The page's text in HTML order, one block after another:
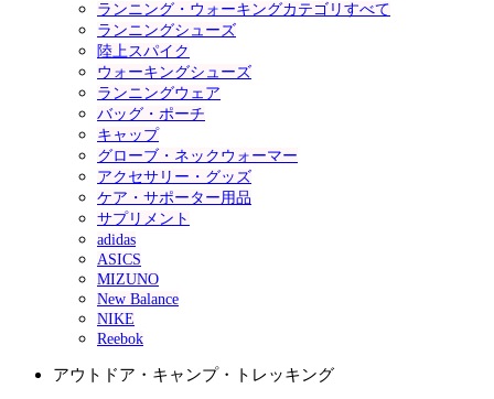
ランニング・ウォーキングカテゴリすべて
ランニングシューズ
陸上スパイク
ウォーキングシューズ
ランニングウェア
バッグ・ポーチ
キャップ
グローブ・ネックウォーマー
アクセサリー・グッズ
ケア・サポーター用品
サプリメント
adidas
ASICS
MIZUNO
New Balance
NIKE
Reebok
アウトドア・キャンプ・トレッキング